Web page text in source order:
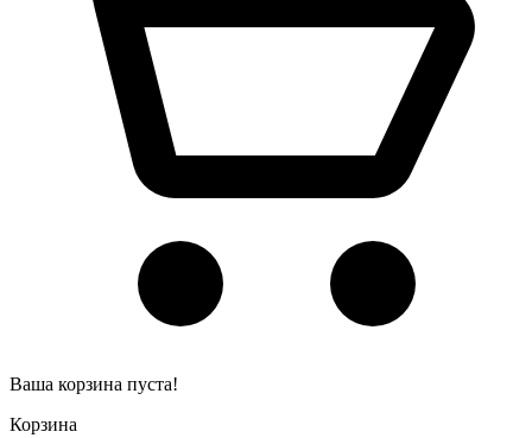
Ваша корзина пуста!
Корзина